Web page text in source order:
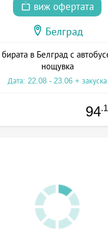
виж офертата
Белград
в Белград с
нощувка
Дата: 22.08 - 23.06 + закуска
94